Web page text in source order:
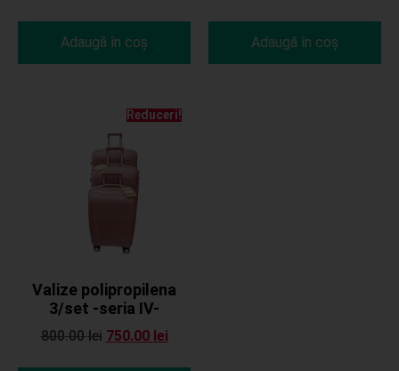
Adaugă în coș Adaugă în coș
Reduceri!
Valize polipropilena
3/set -seria IV-
800.00lei 750.00 lei